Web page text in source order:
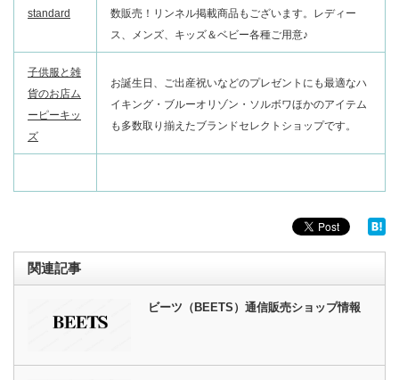
standard
数販売！リンネル掲載商品もございます。レディー
ス、メンズ、キッズ＆ベビー各種ご用意♪
子供服と雑
貨のお店ム
ーピーキッ
ズ
お誕生日、ご出産祝いなどのプレゼントにも最適なハ
イキング・ブルーオリゾン・ソルボワほかのアイテム
も多数取り揃えたブランドセレクトショップです。
関連記事
ビーツ（BEETS）通信販売ショップ情報